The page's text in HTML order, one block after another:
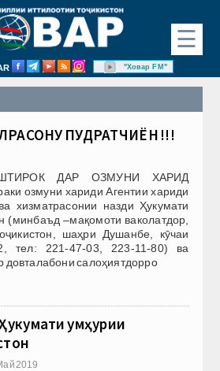
☰
"Ховар FM"
ПУДРАТЧИЁН !!!
ДАР ОЗМУНИ ХАРИД
озмуни хариди Агентии хариди
хизматрасонии назди Ҳукумати
(минбаъд –мақомоти ваколатдор,
шаҳри Душанбе, кӯчаи
тел: 221-47-03, 223-11-80) ва
довталабони салоҳиятдорро
Ҷумҳурии
2019